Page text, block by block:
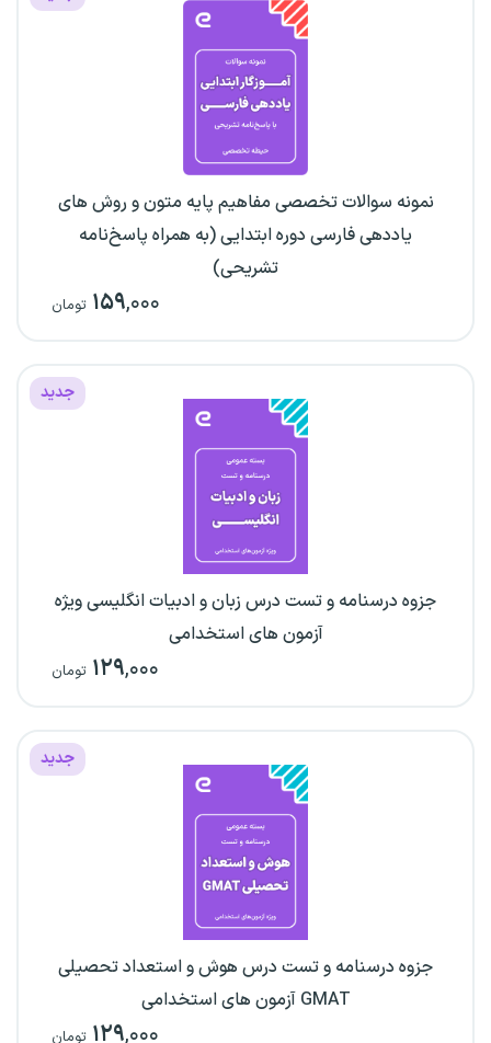
نمونه سوالات تخصصی مفاهیم پایه متون و روش های
یاددهی فارسی دوره ابتدایی (به همراه پاسخ‌نامه
تشریحی)
۱۵۹,۰۰۰ تومان
جدید
جزوه درسنامه و تست درس زبان و ادبیات انگلیسی ویژه
آزمون های استخدامی
۱۲۹,۰۰۰ تومان
جدید
جزوه درسنامه و تست درس هوش و استعداد تحصیلی
GMAT آزمون های استخدامی
۱۲۹,۰۰۰ تومان